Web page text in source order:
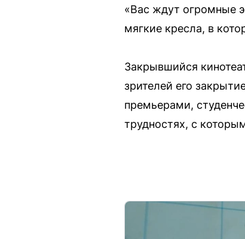
«Вас ждут огромные
мягкие кресла, в
Закрывшийся
зрителей его
премьерами,
трудностях, с